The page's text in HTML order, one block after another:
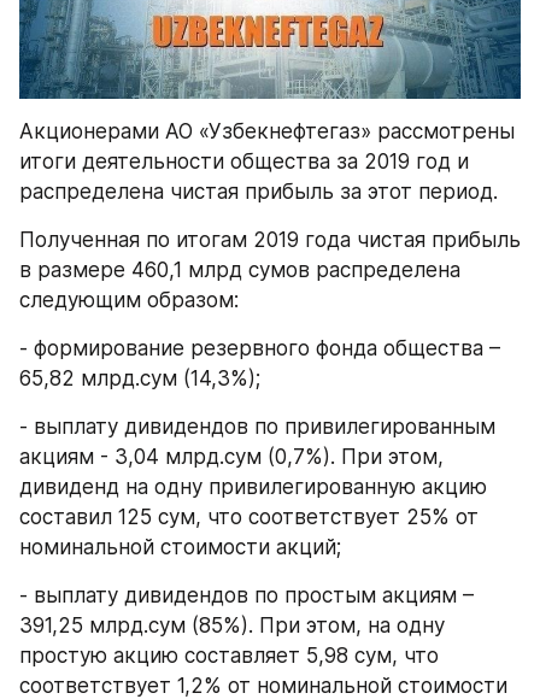
Акционерами АО «Узбекнефтегаз» рассмотрены
итоги деятельности общества за 2019 год и
распределена чистая прибыль за этот период.
Полученная по итогам 2019 года чистая прибыль
в размере 460,1 млрд сумов распределена
следующим образом:
- формирование резервного фонда общества –
65,82 млрд.сум (14,3%);
- выплату дивидендов по привилегированным
акциям - 3,04 млрд.сум (0,7%). При этом,
дивиденд на одну привилегированную акцию
составил 125 сум, что соответствует 25% от
номинальной стоимости акций;
- выплату дивидендов по простым акциям –
391,25 млрд.сум (85%). При этом, на одну
простую акцию составляет 5,98 сум, что
соответствует 1,2% от номинальной стоимости